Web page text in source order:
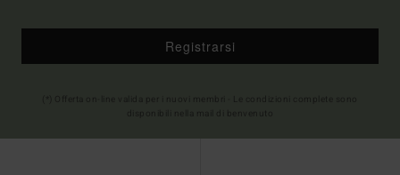
Registrarsi